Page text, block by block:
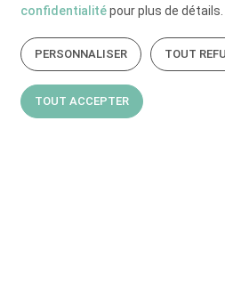
confidentialitépour plus de détails.
PERSONNALISER TOUT
TOUT ACCEPTER